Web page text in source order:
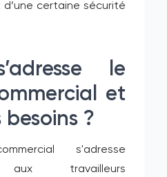
certaine sécurité
le
et
?
s'adresse
aux travailleurs